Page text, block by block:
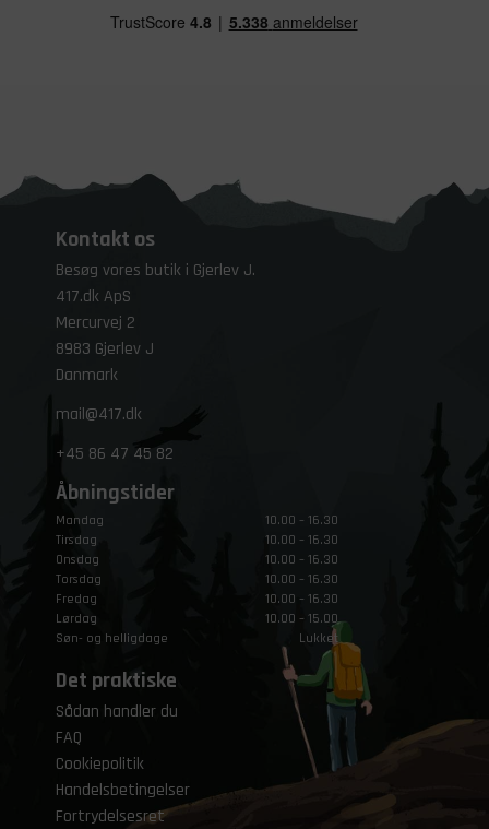
Kontakt os
Besøg vores butik i Gjerlev J.
417.dk ApS
Mercurvej 2
8983 Gjerlev J
Danmark
mail@417.dk
+45 86 47 45 82
Åbningstider
Mandag
10.00 – 16.30
Tirsdag
10.00 – 16.30
Onsdag
10.00 – 16.30
Torsdag
10.00 – 16.30
Fredag
10.00 – 16.30
Lørdag
10.00 – 15.00
Søn- og helligdage
Lukket
Det praktiske
Sådan handler du
FAQ
Cookiepolitik
Handelsbetingelser
Fortrydelsesret